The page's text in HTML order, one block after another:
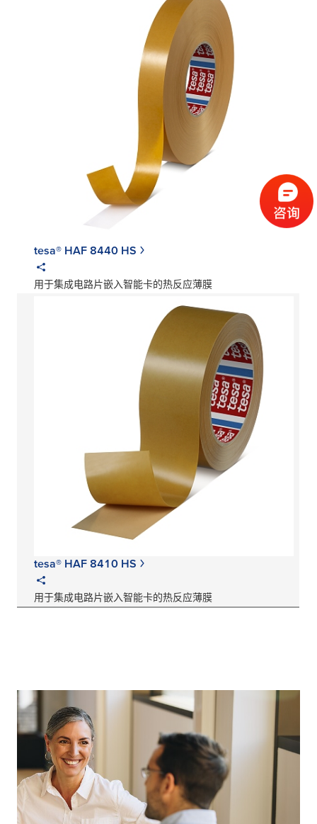
tesa® HAF 8440 HS
用于集成电路片嵌入智能卡的热反应薄膜
tesa® HAF 8410 HS
用于集成电路片嵌入智能卡的热反应薄膜